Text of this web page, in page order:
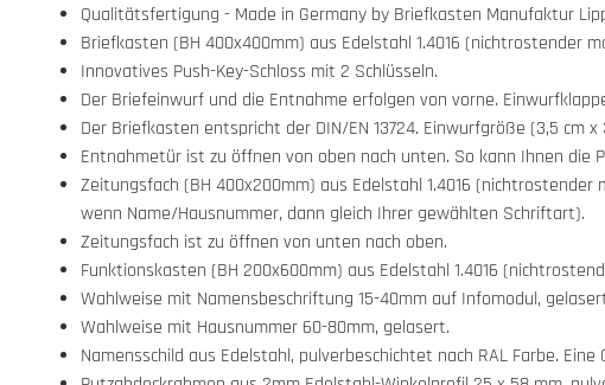
Qualitätsfertigung - Made in Germany by Briefkasten Manufaktur
Briefkasten (BH 400x400mm) aus Edelstahl 1.4016 (nichtrostender
Innovatives Push-Key-Schloss mit 2 Schlüsseln.
Der Briefeinwurf und die Entnahme erfolgen von vorne.
Der Briefkasten entspricht der DIN/EN 13724. Einwurfgröße (3,5 cm
Entnahmetür ist zu öffnen von oben nach unten. So kann Ihnen die
Zeitungsfach (BH 400x200mm) aus Edelstahl 1.4016
wenn Name/Hausnummer, dann gleich Ihrer gewählten Schriftart).
Zeitungsfach ist zu öffnen von unten nach oben.
Funktionskasten (BH 200x600mm) aus Edelstahl 1.4016
Wahlweise mit Namensbeschriftung 15-40mm auf Infomodul,
Wahlweise mit Hausnummer 60-80mm, gelasert.
Namensschild aus Edelstahl, pulverbeschichtet nach RAL Farbe.